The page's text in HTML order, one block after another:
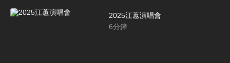
2025江蕙演唱會
6分鐘